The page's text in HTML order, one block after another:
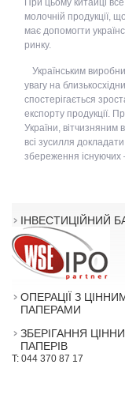
молочній продукції,
має допомогти
ринку.
Українським
увагу на
спостерігається
експорту продукції.
України,
всі зусилля
збереження існуючих
ІНВЕСТИЦІЙНИЙ
ОПЕРАЦІЇ З
ПАПЕРАМИ
ЗБЕРІГАННЯ
ПАПЕРІВ
T: 044 370 87 17